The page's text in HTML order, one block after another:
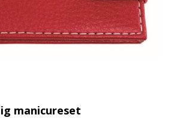
manicureset